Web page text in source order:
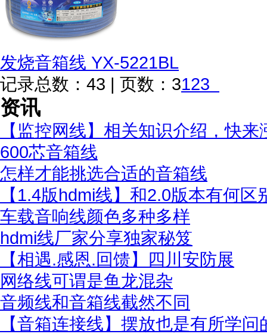
发烧音箱线 YX-5221BL
记录总数：43 | 页数：3123
资讯
【监控网线】相关知识介绍，快来
600芯音箱线
怎样才能挑选合适的音箱线
【1.4版hdmi线】和2.0版本有何区
车载音响线颜色多种多样
hdmi线厂家分享独家秘笈
【相遇.感恩.回馈】四川安防展
网络线可谓是鱼龙混杂
音频线和音箱线截然不同
【音箱连接线】摆放也是有所学问